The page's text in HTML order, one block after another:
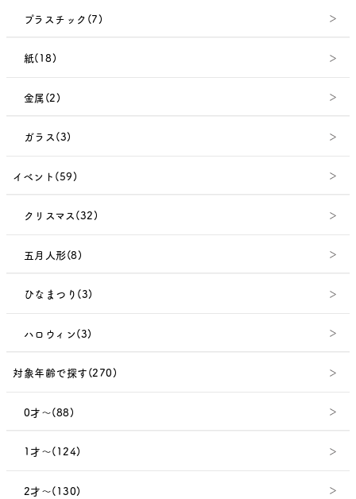
プラスチック(7)
紙(18)
金属(2)
ガラス(3)
イベント(59)
クリスマス(32)
五月人形(8)
ひなまつり(3)
ハロウィン(3)
対象年齢で探す(270)
0才～(88)
1才～(124)
2才～(130)